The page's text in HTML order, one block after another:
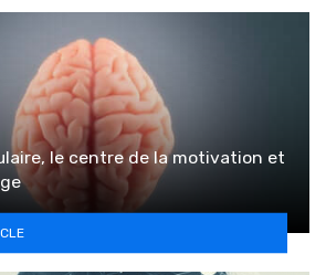
le centre de la motivation et